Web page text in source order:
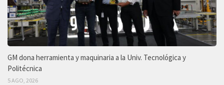
GM dona herramienta y maquinaria a la Univ. Tecnológica y
Politécnica
5 AGO, 2026